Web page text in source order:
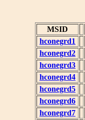
MSID
hconegrd1
hconegrd2
hconegrd3
hconegrd4
hconegrd5
hconegrd6
hconegrd7